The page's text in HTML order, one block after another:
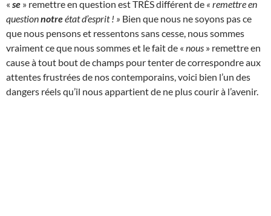
« se » remettre en question est TRÈS différent de « remettre en
questionnotreétat d’esprit ! » Bien que nous ne soyons pas ce
que nous pensons et ressentons sans cesse, nous sommes
vraiment ce que nous sommes et le fait de « nous » remettre en
cause à tout bout de champs pour tenter de correspondre aux
attentes frustrées de nos contemporains, voici bien l’un des
dangers réels qu’il nous appartient de ne plus courir à l’avenir.